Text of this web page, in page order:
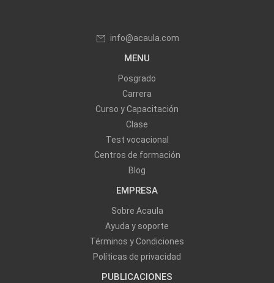
info@acaula.com
MENU
Posgrado
Carrera
Curso y Capacitación
Clase
Test vocacional
Centros de formación
Blog
EMPRESA
Sobre Acaula
Ayuda y soporte
Términos y Condiciones
Políticas de privacidad
PUBLICACIONES